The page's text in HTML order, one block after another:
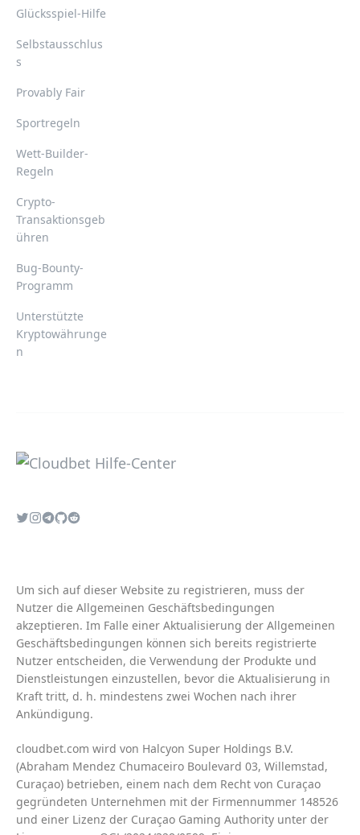
Glücksspiel-Hilfe
Selbstausschlus
s
Provably Fair
Sportregeln
Wett-Builder-
Regeln
Crypto-
Transaktionsgeb
ühren
Bug-Bounty-
Programm
Unterstützte
Kryptowährunge
n
Um sich auf dieser Website zu registrieren, muss der
Nutzer die Allgemeinen Geschäftsbedingungen
akzeptieren. Im Falle einer Aktualisierung der Allgemeinen
Geschäftsbedingungen können sich bereits registrierte
Nutzer entscheiden, die Verwendung der Produkte und
Dienstleistungen einzustellen, bevor die Aktualisierung in
Kraft tritt, d. h. mindestens zwei Wochen nach ihrer
Ankündigung.
cloudbet.com wird von Halcyon Super Holdings B.V.
(Abraham Mendez Chumaceiro Boulevard 03, Willemstad,
Curaçao) betrieben, einem nach dem Recht von Curaçao
gegründeten Unternehmen mit der Firmennummer 148526
und einer Lizenz der Curaçao Gaming Authority unter der